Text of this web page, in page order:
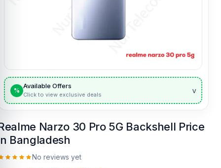
%
Available Offers
Click to view exclusive deals v
Narzo 30 Pro 5G Backshell Price
Bangladesh
No reviews yet